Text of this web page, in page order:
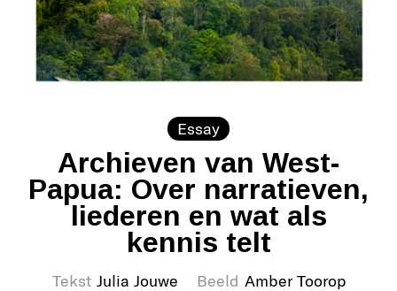
Essay
Archieven van West-
Papua: Over narratieven,
liederen en wat als
kennis telt
Tekst Julia Jouwe Beeld Amber Toorop